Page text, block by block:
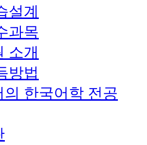
설계
과목
소개
방법
의 한국어학 전공